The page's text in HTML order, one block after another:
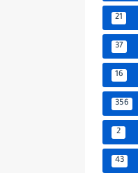
21
37
16
356
2
43